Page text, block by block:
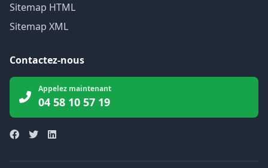
Sitemap HTML
Sitemap XML
Contactez-nous
Appelez maintenant
04 58 10 57 19